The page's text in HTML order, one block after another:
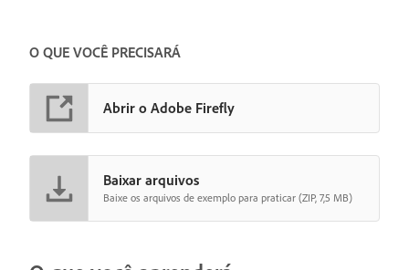
O QUE VOCÊ PRECISARÁ
Abrir o Adobe Firefly
Baixar arquivos
Baixe os arquivos de exemplo para praticar (ZIP, 7,5 MB)